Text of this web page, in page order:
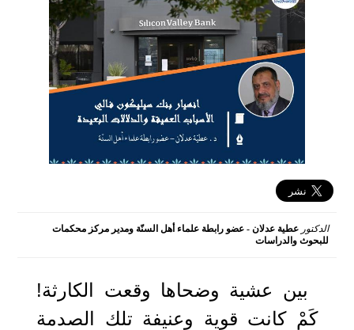
الدكتورعطية عدلان - عضو رابطة علماء أهل السنّة ومدير مركز محكمات
للبحوث والدراسات
بين عشية وضحاها وقعت الكارثة!
كَمْ كانت قوية وعنيفة تلك الصدمة